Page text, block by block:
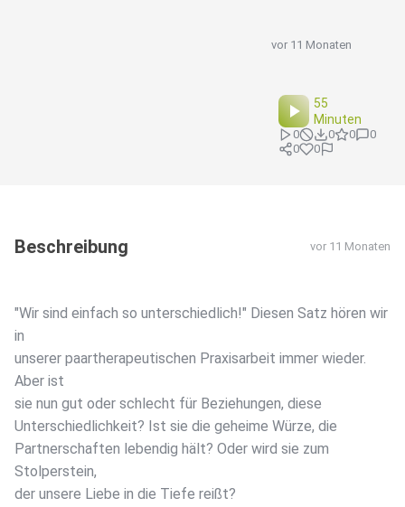
vor 11 Monaten
55
Minuten
0 0 0
0
0
0
Beschreibung vor 11 Monaten
"Wir sind einfach so unterschiedlich!" Diesen Satz hören wir
in
unserer paartherapeutischen Praxisarbeit immer wieder.
Aber ist
sie nun gut oder schlecht für Beziehungen, diese
Unterschiedlichkeit? Ist sie die geheime Würze, die
Partnerschaften lebendig hält? Oder wird sie zum
Stolperstein,
der unsere Liebe in die Tiefe reißt?